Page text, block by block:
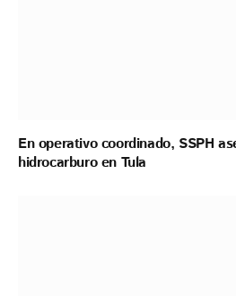
En operativo coordinado, SSPH
hidrocarburo en Tula